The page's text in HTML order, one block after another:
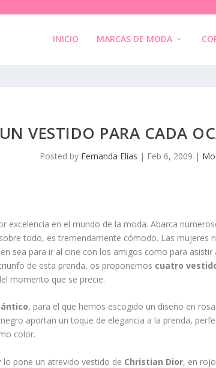
INICIO MARCAS DE MODA
UN VESTIDO PARA CADA
Posted by Fernanda Elías | Feb 6, 2009 |
excelencia en el mundo de la moda. Abarca
todo, es tremendamente cómodo. Las mujeres
sea para ir al cine con los amigos como para
de esta prenda, os proponemos cuatro
momento que se precie.
, para el que hemos escogido un diseño en
aportan un toque de elegancia a la prenda,
color.
lo pone un atrevido vestido de Christian Dior, en